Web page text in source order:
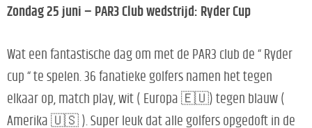
Zondag 25 juni – PAR3 Club wedstrijd: Ryder Cup
Wat een fantastische dag om met de PAR3 club de “ Ryder
cup “ te spelen. 36 fanatieke golfers namen het tegen
elkaar op, match play, wit ( Europa 🇪🇺) tegen blauw (
Amerika 🇺🇸 ). Super leuk dat alle golfers opgedoft in de